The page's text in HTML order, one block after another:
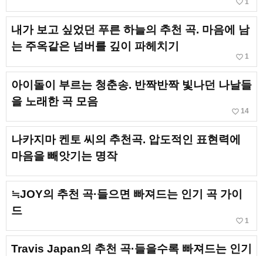
favorite_border 1
내가 보고 싶었던 푸른 하늘의 추천 곡. 마음에 남
는 주옥같은 넘버를 깊이 파헤치기
favorite_border 1
아이돌이 부르는 청춘송. 반짝반짝 빛나던 나날들
을 노래한 곡 모음
favorite_border 14
나카지마 켄토 씨의 추천곡. 압도적인 표현력에
마음을 빼앗기는 명작
≒JOY의 추천 곡·들으면 빠져드는 인기 곡 가이
드
favorite_border 1
Travis Japan의 추천 곡·들을수록 빠져드는 인기